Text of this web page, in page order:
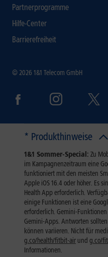
Partnerprogramme
Hilfe-Center
Barrierefreiheit
© 2026 1&1 Telecom GmbH